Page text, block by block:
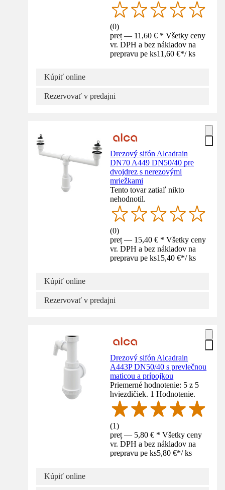
(0)
preț — 11,60 € * Všetky ceny
vr. DPH a bez nákladov na
prepravu pe ks11,60 €*/ ks
Kúpiť online
Rezervovať v predajni
Drezový sifón Alcadrain
DN70 A449 DN50/40 pre
dvojdrez s nerezovými
mriežkami
Tento tovar zatiaľ nikto
nehodnotil.
(0)
preț — 15,40 € * Všetky ceny
vr. DPH a bez nákladov na
prepravu pe ks15,40 €*/ ks
Kúpiť online
Rezervovať v predajni
Drezový sifón Alcadrain
A443P DN50/40 s prevlečnou
maticou a prípojkou
Priemerné hodnotenie: 5 z 5
hviezdičiek. 1 Hodnotenie.
(1)
preț — 5,80 € * Všetky ceny
vr. DPH a bez nákladov na
prepravu pe ks5,80 €*/ ks
Kúpiť online